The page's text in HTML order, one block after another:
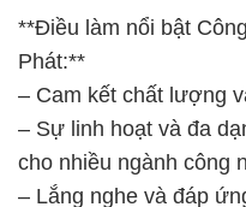
**Điều làm nổi bật
Phát:**
– Cam kết chất lượng
– Sự linh hoạt và đa
cho nhiều ngành công
– Lắng nghe và đáp